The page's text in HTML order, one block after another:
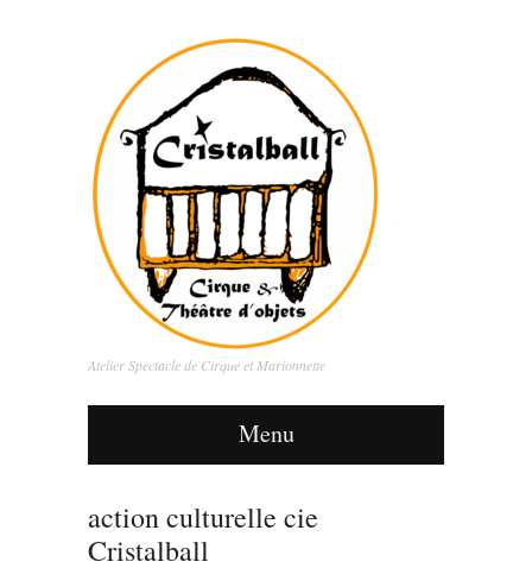
Atelier Spectacle de Cirque et Marionnette
Menu
action culturelle cie
Cristalball